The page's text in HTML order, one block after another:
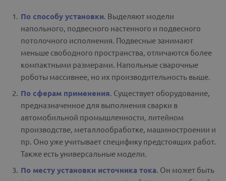
По способу установки. Выделяют модели
напольного, подвесного настенного и подвесного
потолочного исполнения. Подвесные занимают
меньше свободного пространства, отличаются более
компактными размерами. Напольные сварочные
роботы массивнее, но их производительность выше.
По сферам применения. Существует оборудование,
предназначенное для выполнения сварки в
автомобильной промышленности, литейном
производстве, металлообработке, машиностроении и
пр. Оно уже учитывает специфику предстоящих работ.
Также есть универсальные модели.
По месту установки источника тока. Он может быть